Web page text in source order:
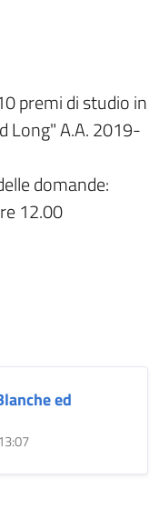
premi di studio in
Long" A.A. 2019-
domande:
12.00
ed